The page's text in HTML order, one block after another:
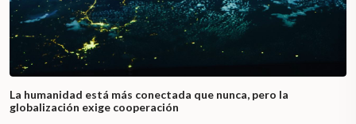
La humanidad está más conectada que nunca, pero la
globalización exige cooperación